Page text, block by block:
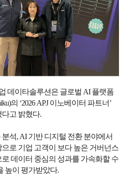
데이타솔루션은 글로벌 AI 플랫폼
의 ‘2026 APJ 이노베이터 파트너’
고 밝혔다.
석, AI 기반 디지털 전환 분야에서
로 기업 고객이 보다 높은 거버넌스
데이터 중심의 성과를 가속화할 수
높이 평가받았다.